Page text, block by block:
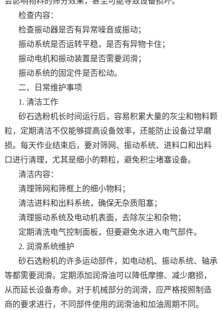
检查内容：
检查振动器是否有异常噪音或振动；
振动系统是否运转平稳，是否有异物卡住；
振动电机和振动装置是否需要润滑；
振动系统的固定件是否松动。
二、日常维护事项
1. 清洁工作
砂石选粉机长时间运行后，容易积累大量的灰尘和物料颗
粒，定期清洁不仅能够提高设备效率，还能防止设备过早磨
损。每天作业结束后，要对筛网、振动系统、进料口和出料
口进行清理，尤其是细小的颗粒，避免积尘堵塞设备。
清洁内容：
清理筛网和筛框上的细小物料；
清洁进料和出料系统，确保无杂质阻塞；
清理振动系统及电动机表面，去除灰尘和杂物；
定期清洗电气控制面板，但要避免水进入电气部件。
2. 润滑系统维护
砂石选粉机的许多运动部件，如电动机、振动系统、轴承
等都需要润滑。定期添加润滑油可以降低摩擦、减少磨损，
从而延长设备寿命。对于机械部分的润滑，应严格按照制造
商的要求进行，不同部件使用的润滑油和加油周期不同。